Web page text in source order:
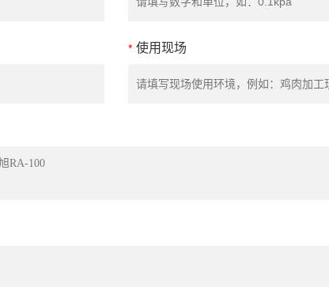
* 使用现场